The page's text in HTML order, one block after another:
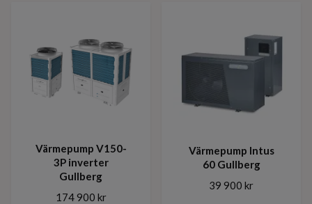
Värmepump V150-
3P inverter
Gullberg
174 900 kr
Värmepump Intus
60 Gullberg
39 900 kr